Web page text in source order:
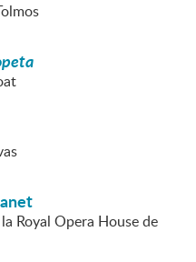
Royal Opera House de